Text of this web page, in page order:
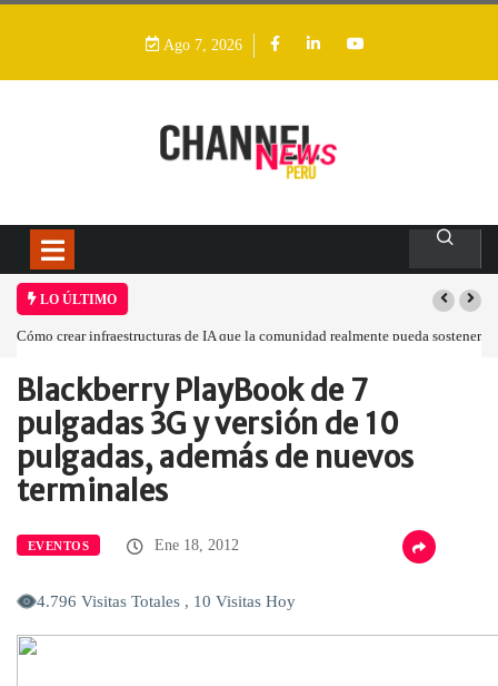
Ago 7, 2026
LO ÚLTIMO
crear infraestructuras de IA que la comunidad realmente pueda sostenerLas
Home Eventos Blackberry PlayBook de…
Blackberry PlayBook de 7
pulgadas 3G y versión de 10
pulgadas, además de nuevos
terminales
EVENTOS Ene 18, 2012
4.796 Visitas Totales , 10 Visitas Hoy